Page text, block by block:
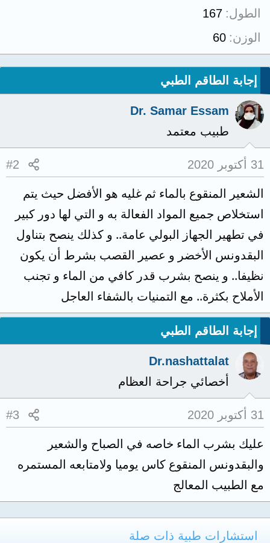
الطول 167
الوزن 60
إجابة الطاقم الطبي
Dr. Samar Essam
طبيب معتمد
31 أكتوبر 2020 #2
الشعير المنقوع بالماء ثم غليه هو الأفضل حيث يتم
استخلاص جميع المواد الفعالة به و التي لها دور كبير
في تطهير الجهاز البولي عامة.. و كذلك ينصح بتناول
البقدونس الأخضر و عصير القصب بشرط أن يكون
نظيفا.. و ينصح بشرب قدر كافي من الماء و تجنب
الأملاح بكثرة.. مع التمنيات بالشفاء العاجل
إجابة الطاقم الطبي
Dr.nashattalat
أخصائي جراحة العظام
31 أكتوبر 2020 #3
عليك بشرب الماء خاصه في الصباح والشعير
والبقدونس المنقوع كاس يوميا ولامتابعه المستمره
مع الطبيب المعالج
استشارات طبية ذات صلة